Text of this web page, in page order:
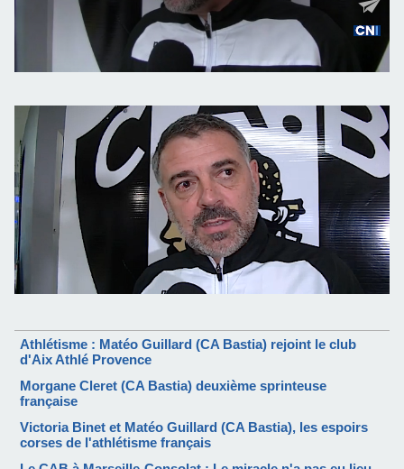
Athlétisme : Matéo Guillard (CA Bastia) rejoint le club
d'Aix Athlé Provence
Morgane Cleret (CA Bastia) deuxième sprinteuse
française
Victoria Binet et Matéo Guillard (CA Bastia), les espoirs
corses de l'athlétisme français